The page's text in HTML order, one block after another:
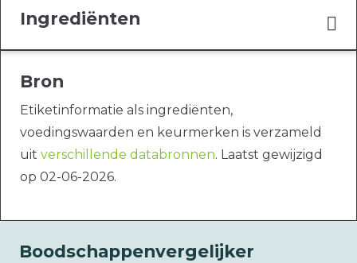
Ingrediënten
Bron
Etiketinformatie als ingrediënten,
voedingswaarden en keurmerken is verzameld
uit verschillende databronnen. Laatst gewijzigd
op 02-06-2026.
Boodschappenvergelijker